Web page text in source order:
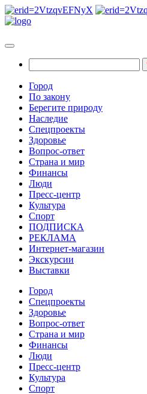
Город
По закону
Берегите природу
Наследие
Спецпроекты
Здоровье
Вопрос-ответ
Страна и мир
Финансы
Люди
Пресс-центр
Культура
Спорт
ПОДПИСКА
РЕКЛАМА
Интернет-магазин
Экскурсии
Выставки
Город
Спецпроекты
Здоровье
Вопрос-ответ
Страна и мир
Финансы
Люди
Пресс-центр
Культура
Спорт